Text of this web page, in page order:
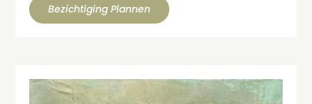
Bezichtiging Plannen